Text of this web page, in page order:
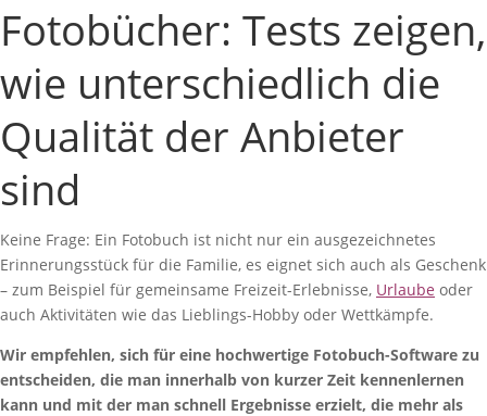
Fotobücher: Tests zeigen,
wie unterschiedlich die
Qualität der Anbieter
sind
Keine Frage: Ein Fotobuch ist nicht nur ein ausgezeichnetes
Erinnerungsstück für die Familie, es eignet sich auch als Geschenk
– zum Beispiel für gemeinsame Freizeit-Erlebnisse, Urlaube oder
auch Aktivitäten wie das Lieblings-Hobby oder Wettkämpfe.
Wir empfehlen, sich für eine hochwertige Fotobuch-Software zu
entscheiden, die man innerhalb von kurzer Zeit kennenlernen
kann und mit der man schnell Ergebnisse erzielt, die mehr als